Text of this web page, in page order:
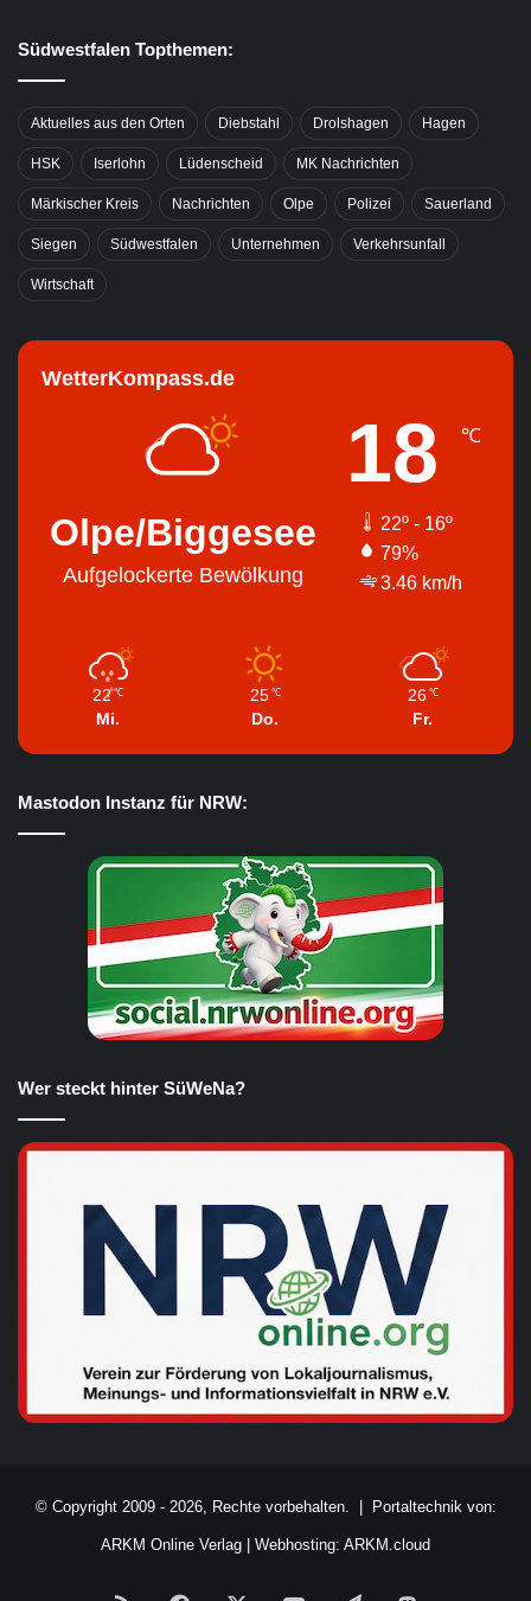
Südwestfalen Topthemen:
Aktuelles aus den Orten Diebstahl Drolshagen Hagen
HSK Iserlohn Lüdenscheid MK Nachrichten
Märkischer Kreis Nachrichten Olpe Polizei Sauerland
Siegen Südwestfalen Unternehmen Verkehrsunfall
Wirtschaft
WetterKompass.de
Olpe/Biggesee
Aufgelockerte Bewölkung
18 ℃
22º - 16º
79%
3.46 km/h
22 ℃
Mi.
25 ℃
Do.
26 ℃
Fr.
Mastodon Instanz für NRW:
Wer steckt hinter SüWeNa?
© Copyright 2009 - 2026, Rechte vorbehalten. | Portaltechnik von:
ARKM Online Verlag Webhosting: ARKM.cloud